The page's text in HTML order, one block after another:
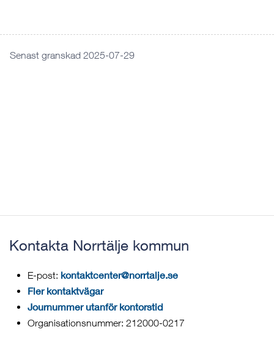
Senast granskad 2025-07-29
Kontakta Norrtälje kommun
E-post: kontaktcenter@norrtalje.se
Fler kontaktvägar
Journummer utanför kontorstid
Organisationsnummer: 212000-0217